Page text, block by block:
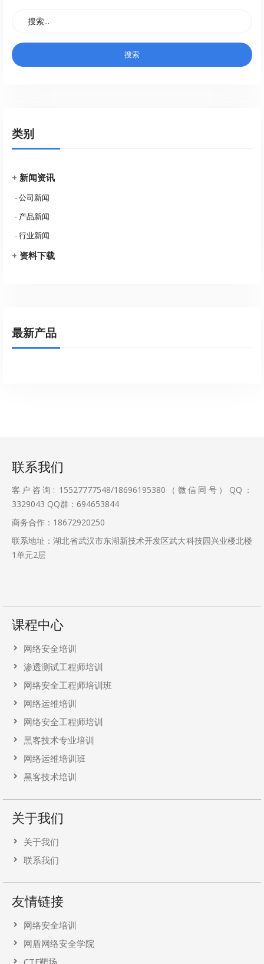
类别
+ 新闻资讯
-公司新闻
- 产品新闻
-行业新闻
+ 资料下载
最新产品
联系我们
客户咨询: 15527777548/18696195380（微信同号）QQ：
3329043 QQ群：694653844
商务合作：18672920250
联系地址：湖北省武汉市东湖新技术开发区武大科技园兴业楼北楼
1单元2层
课程中心
网络安全培训
渗透测试工程师培训
网络安全工程师培训班
网络运维培训
网络安全工程师培训
黑客技术专业培训
网络运维培训班
黑客技术培训
关于我们
关于我们
联系我们
友情链接
网络安全培训
网盾网络安全学院
CTF靶场